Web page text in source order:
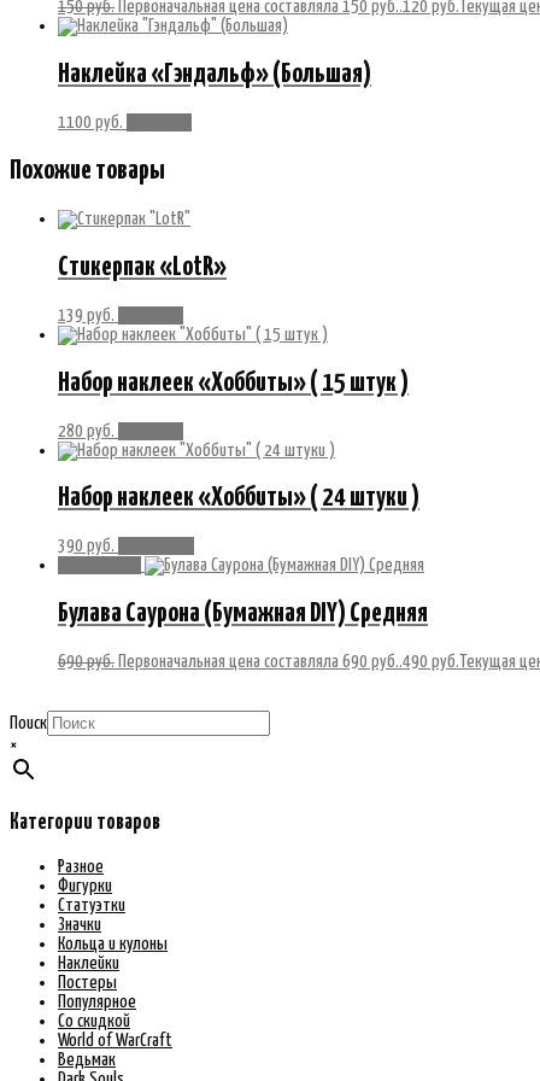
150руб. Первоначальная цена составляла 150 руб..120 руб. Текущая
Наклейка «Гэндальф» (Большая)
1100 руб.
Похожие товары
Стикерпак «LotR»
139 руб.
Набор наклеек «Хоббиты» ( 15 штук )
280 руб.
Набор наклеек «Хоббиты» ( 24 штуки )
390 руб.
Булава Саурона (Бумажная DIY) Средняя
690руб. Первоначальная цена составляла 690 руб..490 руб. Текущая
Поиск
×
Категории товаров
Разное
Фигурки
Статуэтки
Значки
Кольца и кулоны
Наклейки
Постеры
Популярное
Со скидкой
World of WarCraft
Ведьмак